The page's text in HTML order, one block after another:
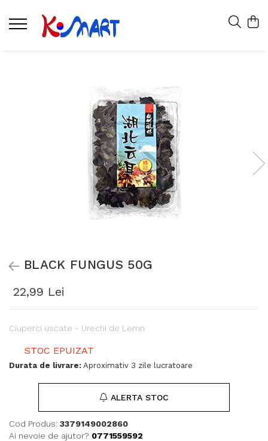
BLACK FUNGUS 50G
22,99 Lei
Ciuperci uscate - Urechi de Lemn
STOC EPUIZAT
Durata de livrare: Aproximativ 3 zile lucratoare
ALERTA STOC
Cod Produs: 3379149002860
Ai nevoie de ajutor? 0771559592